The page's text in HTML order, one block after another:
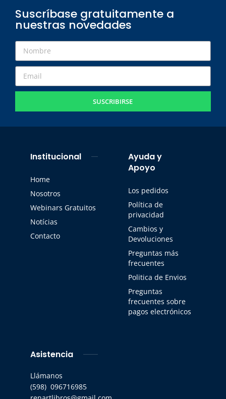
Suscríbase gratuitamente a
nuestras novedades
SUSCRIBIRSE
Institucional
Home
Nosotros
Webinars Gratuitos
Notícias
Contacto
Ayuda y
Apoyo
Los pedidos
Política de
privacidad
Cambios y
Devoluciones
Preguntas más
frecuentes
Politica de Envios
Preguntas
frecuentes sobre
pagos electrónicos
Asistencia
Llámanos
(598) 096716985